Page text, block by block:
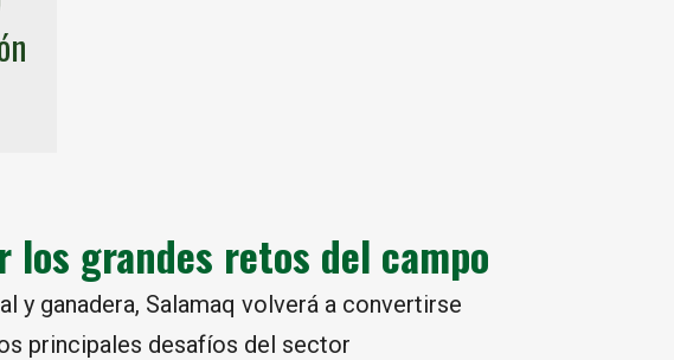
los grandes retos del campo
y ganadera, Salamaq volverá a convertirse
principales desafíos del sector